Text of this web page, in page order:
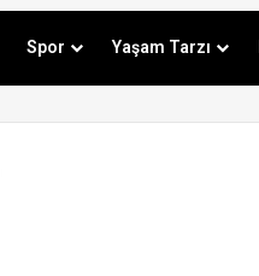
Spor Yaşam Tarzı